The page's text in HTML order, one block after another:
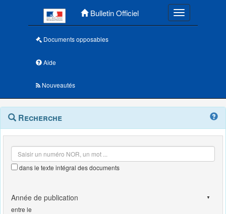
Bulletin Officiel Toggle
Documents opposables
Aide
Nouveautés
Navigation
outils
Menu
contextuel
Recherche
dans le texte intégral des documents
entre le